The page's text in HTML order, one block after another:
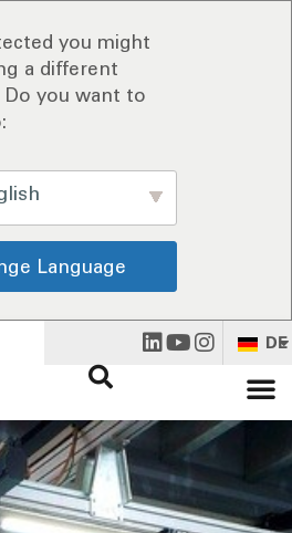
you might
a different
Do you want to
Language
DE